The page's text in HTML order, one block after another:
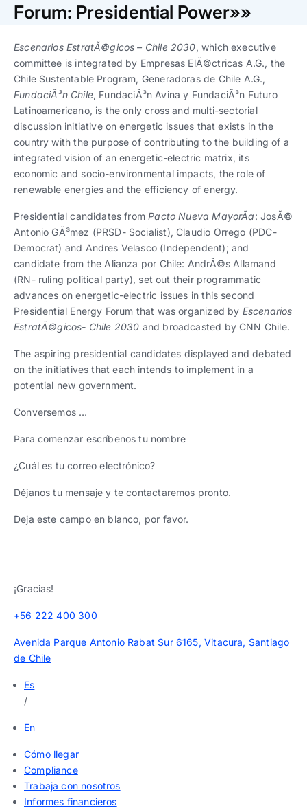
Trabaja con nosotros
Ver todo
EspañolEnglish
Ver todas
Español
Ver todas
Español
progresivos de gestión
Ver todos
EspañolEnglish
Español|English
Español|English
Forum: Presidential Power»»
Escenarios EstratÃ©gicos – Chile 2030, which executive
committee is integrated by Empresas ElÃ©ctricas A.G., the
Chile Sustentable Program, Generadoras de Chile A.G.,
FundaciÃ³n Chile, FundaciÃ³n Avina y FundaciÃ³n Futuro
Latinoamericano, is the only cross and multi-sectorial
discussion initiative on energetic issues that exists in the
country with the purpose of contributing to the building of a
integrated vision of an energetic-electric matrix, its
economic and socio-environmental impacts, the role of
renewable energies and the efficiency of energy.
Presidential candidates fromPacto Nueva MayorÃ­a: JosÃ©
Antonio GÃ³mez (PRSD- Socialist), Claudio Orrego (PDC-
Democrat) and Andres Velasco (Independent); and
candidate from the Alianza por Chile: AndrÃ©s Allamand
(RN- ruling political party), set out their programmatic
advances on energetic-electric issues in this second
Presidential Energy Forum that was organized by Escenarios
EstratÃ©gicos- Chile 2030 and broadcasted by CNN Chile.
The aspiring presidential candidates displayed and debated
on the initiatives that each intends to implement in a
potential new government.
Conversemos …
Para comenzar escríbenos tu nombre
¿Cuál es tu correo electrónico?
Déjanos tu mensaje y te contactaremos pronto.
Deja este campo en blanco, por favor.
¡Gracias!
+56 222 400 300
Avenida Parque Antonio Rabat Sur 6165, Vitacura, Santiago
de Chile
Es
/
En
Cómo llegar
Compliance
Trabaja con nosotros
Informes financieros